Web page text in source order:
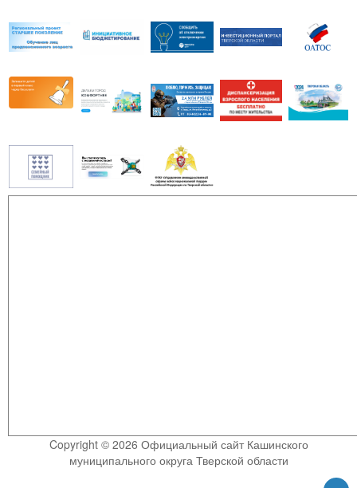
Copyright © 2026 Официальный сайт Кашинского
муниципального округа Тверской области